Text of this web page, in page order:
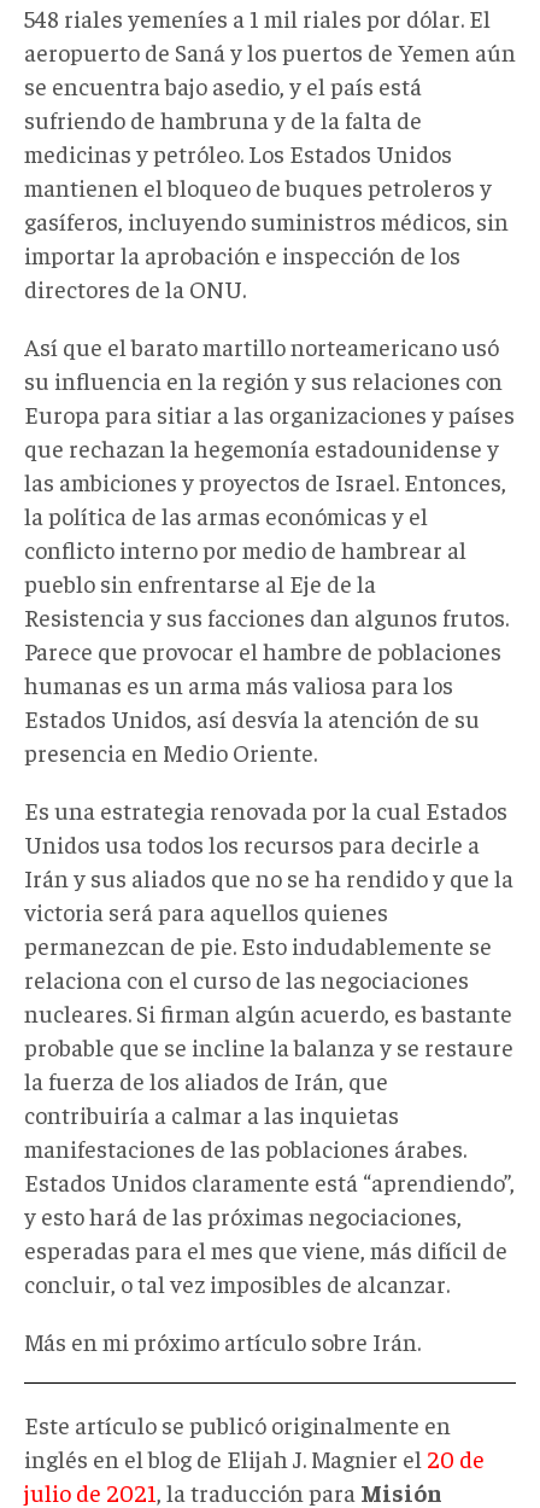
548 riales yemeníes a 1 mil riales por dólar. El
aeropuerto de Saná y los puertos de Yemen aún
se encuentra bajo asedio, y el país está
sufriendo de hambruna y de la falta de
medicinas y petróleo. Los Estados Unidos
mantienen el bloqueo de buques petroleros y
gasíferos, incluyendo suministros médicos, sin
importar la aprobación e inspección de los
directores de la ONU.
Así que el barato martillo norteamericano usó
su influencia en la región y sus relaciones con
Europa para sitiar a las organizaciones y países
que rechazan la hegemonía estadounidense y
las ambiciones y proyectos de Israel. Entonces,
la política de las armas económicas y el
conflicto interno por medio de hambrear al
pueblo sin enfrentarse al Eje de la
Resistencia y sus facciones dan algunos frutos.
Parece que provocar el hambre de poblaciones
humanas es un arma más valiosa para los
Estados Unidos, así desvía la atención de su
presencia en Medio Oriente.
Es una estrategia renovada por la cual Estados
Unidos usa todos los recursos para decirle a
Irán y sus aliados que no se ha rendido y que la
victoria será para aquellos quienes
permanezcan de pie. Esto indudablemente se
relaciona con el curso de las negociaciones
nucleares. Si firman algún acuerdo, es bastante
probable que se incline la balanza y se restaure
la fuerza de los aliados de Irán, que
contribuiría a calmar a las inquietas
manifestaciones de las poblaciones árabes.
Estados Unidos claramente está “aprendiendo”,
y esto hará de las próximas negociaciones,
esperadas para el mes que viene, más difícil de
concluir, o tal vez imposibles de alcanzar.
Más en mi próximo artículo sobre Irán.
Este artículo se publicó originalmente en
inglés en el blog de Elijah J. Magnier el 20 de
julio de 2021 , la traducción para Misión